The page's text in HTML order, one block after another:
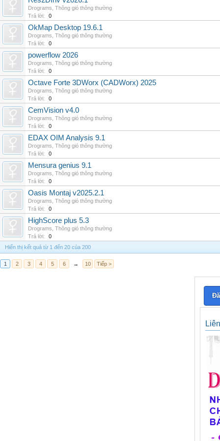
Drograms Thông gió thông thường
Trả lời:
0
OkMap Desktop 19.6.1
Drograms Thông gió thông thường
Trả lời:
0
powerflow 2026
Drograms Thông gió thông thường
Trả lời:
0
Octave Forte 3DWorx (CADWorx) 2025
Drograms Thông gió thông thường
Trả lời:
0
CemVision v4.0
Drograms Thông gió thông thường
Trả lời:
0
EDAX OIM Analysis 9.1
Drograms Thông gió thông thường
Trả lời:
0
Mensura genius 9.1
Drograms Thông gió thông thường
Trả lời:
0
Oasis Montaj v2025.2.1
Drograms Thông gió thông thường
Trả lời:
0
HighScore plus 5.3
Drograms Thông gió thông thường
Trả lời:
0
Hiển thị kết quả từ 1 đến 20 của 200
1 2 3 4 5 6 → 10 Tiếp >